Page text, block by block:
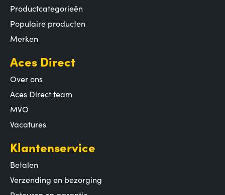
Productcategorieën
Populaire producten
Merken
Aces Direct
Over ons
Aces Direct team
MVO
Vacatures
Klantenservice
Betalen
Verzending en bezorging